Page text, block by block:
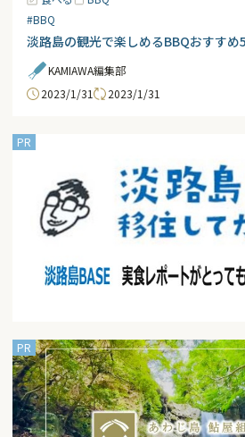
#BBQ
淡路島の観光で楽しめるBBQおすす
KAMIAWA編集部
2023/1/31
2023/1/31